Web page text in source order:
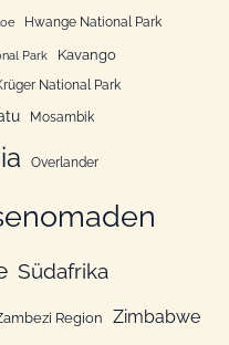
Hwange National Park
Park Kavango
National Park
Mosambik
Overlander
Südafrika
Region Zimbabwe